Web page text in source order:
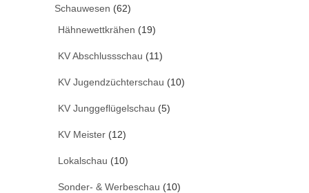
Schauwesen (62)
Hähnewettkrähen (19)
KV Abschlussschau (11)
KV Jugendzüchterschau (10)
KV Junggeflügelschau (5)
KV Meister (12)
Lokalschau (10)
Sonder- & Werbeschau (10)